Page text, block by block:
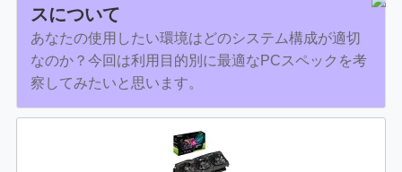
スについて
あなたの使用したい環境はどのシステム構成が適切
なのか？今回は利用目的別に最適なPCスペックを考
察してみたいと思います。